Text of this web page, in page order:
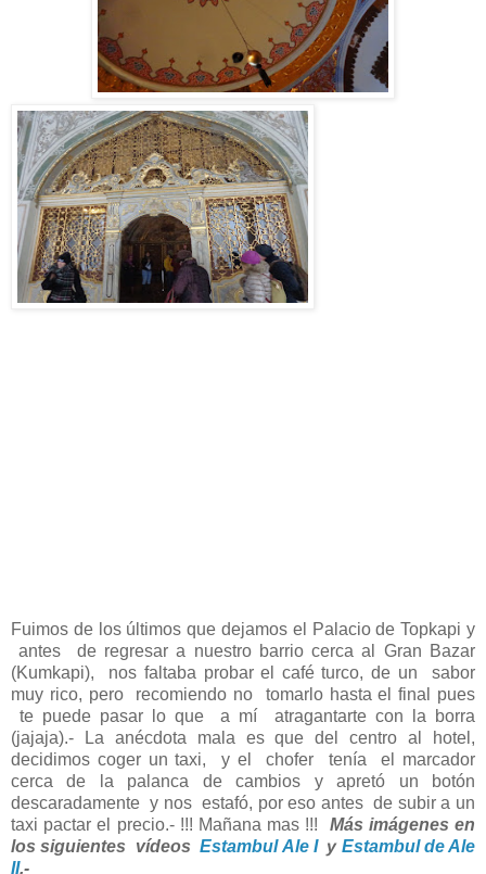
Fuimos de los últimos que dejamos el Palacio de Topkapi y
antes de regresar a nuestro barrio cerca al Gran Bazar
(Kumkapi), nos faltaba probar el café turco, de un sabor
muy rico, pero recomiendo no tomarlo hasta el final pues
te puede pasar lo que a mí atragantarte con la borra
(jajaja).- La anécdota mala es que del centro al hotel,
decidimos coger un taxi, y el chofer tenía el marcador
cerca de la palanca de cambios y apretó un botón
descaradamente y nos estafó, por eso antes de subir a un
taxi pactar el precio.- !!! Mañana mas !!!
Más imágenes en
los siguientes vídeosEstambul Ale Iy Estambul de Ale
II.-